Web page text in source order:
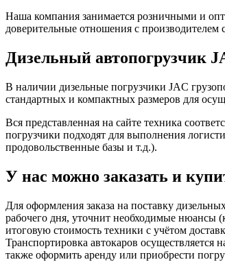
Наша компания занимается розничными и
доверительные отношения с
Дизельный автопогрузчик
В наличии дизельные погрузчики JAC
стандартных и компактных размеров для
Вся представленная на сайте техника
погрузчики подходят для выполнения
продовольственные базы и т.д.).
У нас можно заказать и
Для оформления заказа на поставку
рабочего дня, уточнит необходимые нюансы
итоговую стоимость техники с учётом
Транспортировка автокаров
также оформить аренду или приобрести